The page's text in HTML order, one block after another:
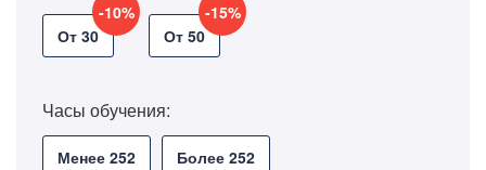
От 30
-10%
От 50
-15%
Часы обучения:
Менее 252 Более 252